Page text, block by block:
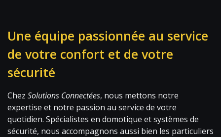
Une équipe passionnée au service
de votre confort et de votre
sécurité
Chez Solutions Connectées, nous mettons notre
expertise et notre passion au service de votre
quotidien. Spécialistes en domotique et systèmes de
sécurité, nous accompagnons aussi bien les particuliers